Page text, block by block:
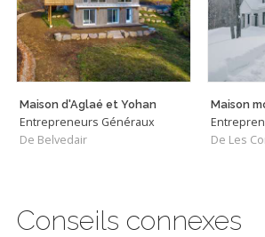
Maison d'Aglaé et Yohan
Entrepreneurs Généraux
De Belvedair
Conseils connexes